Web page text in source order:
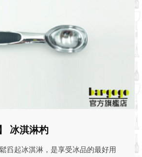
冰淇淋杓
舀起冰淇淋，是享受冰品的最好用